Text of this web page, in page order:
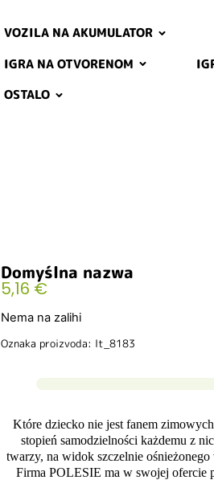
VOZILA NA AKUMULATOR
IGRA NA OTVORENOM
OSTALO
Domyślna nazwa
5,16 €
Nema na zalihi
Oznaka proizvoda: lt_8183
Które dziecko nie jest fanem
stopień samodzielności każdemu z
twarzy, na widok szczelnie
Firma POLESIE ma w swojej ofercie